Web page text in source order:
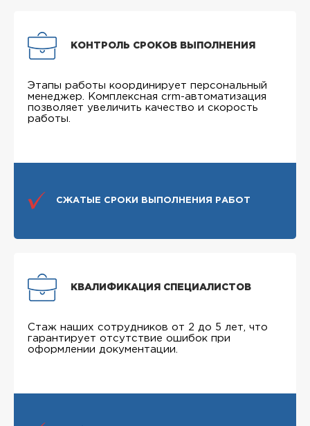
КОНТРОЛЬ СРОКОВ ВЫПОЛНЕНИЯ
Этапы работы координирует персональный
менеджер. Комплексная crm-автоматизация
позволяет увеличить качество и скорость
работы.
СЖАТЫЕ СРОКИ ВЫПОЛНЕНИЯ РАБОТ
КВАЛИФИКАЦИЯ СПЕЦИАЛИСТОВ
Стаж наших сотрудников от 2 до 5 лет, что
гарантирует отсутствие ошибок при
оформлении документации.